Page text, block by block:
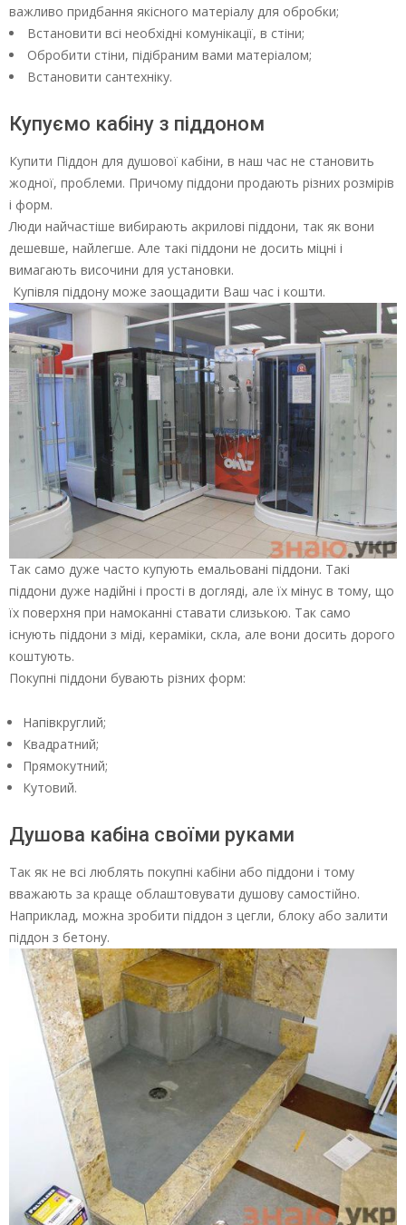
важливо придбання якісного матеріалу для обробки;
Встановити всі необхідні комунікації, в стіни;
Обробити стіни, підібраним вами матеріалом;
Встановити сантехніку.
Купуємо кабіну з піддоном
Купити Піддон для душової кабіни, в наш час не становить
жодної, проблеми. Причому піддони продають різних розмірів
і форм.
Люди найчастіше вибирають акрилові піддони, так як вони
дешевше, найлегше. Але такі піддони не досить міцні і
вимагають височини для установки.
Купівля піддону може заощадити Ваш час і кошти.
Так само дуже часто купують емальовані піддони. Такі
піддони дуже надійні і прості в догляді, але їх мінус в тому, що
їх поверхня при намоканні ставати слизькою. Так само
існують піддони з міді, кераміки, скла, але вони досить дорого
коштують.
Покупні піддони бувають різних форм:
Напівкруглий;
Квадратний;
Прямокутний;
Кутовий.
Душова кабіна своїми руками
Так як не всі люблять покупні кабіни або піддони і тому
вважають за краще облаштовувати душову самостійно.
Наприклад, можна зробити піддон з цегли, блоку або залити
піддон з бетону.